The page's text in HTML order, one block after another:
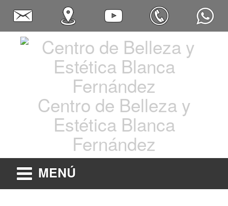
Centro de Belleza y
Estética Blanca
Fernández
MENÚ